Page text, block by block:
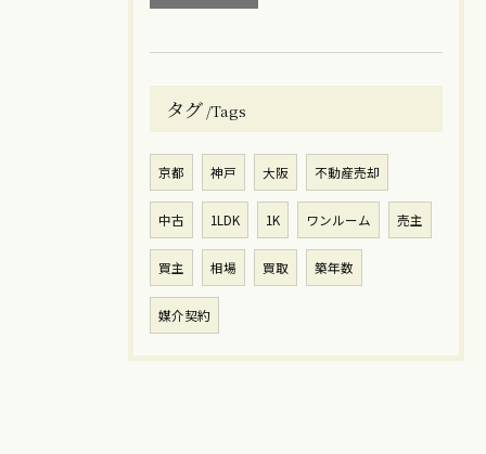
タグ Tags
京都 神戸 大阪 不動産売却
中古 1LDK 1K ワンルーム 売主
買主 相場 買取 築年数
媒介契約